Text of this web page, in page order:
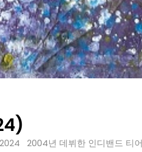
2004년 데뷔한 인디밴드 티